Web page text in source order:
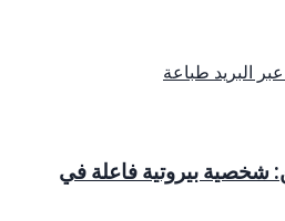
البريد طباعة
شخصية بيروتية فاعلة في